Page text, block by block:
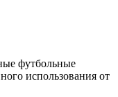
футбольные
использования от